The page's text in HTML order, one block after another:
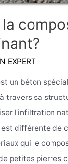
EXPERT
un béton
travers sa
l’infiltration
est différente de
qui le
petites pierres